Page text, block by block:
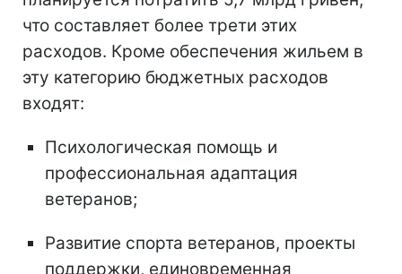
что составляет более трети этих
расходов. Кроме обеспечения жильем в
эту категорию бюджетных расходов
входят:
Психологическая помощь и
профессиональная адаптация
ветеранов;
Развитие спорта ветеранов, проекты
поддержки, единовременная